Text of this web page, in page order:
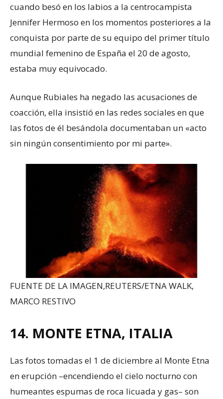
cuando besó en los labios a la centrocampista
Jennifer Hermoso en los momentos posteriores a la
conquista por parte de su equipo del primer título
mundial femenino de España el 20 de agosto,
estaba muy equivocado.
Aunque Rubiales ha negado las acusaciones de
coacción, ella insistió en las redes sociales en que
las fotos de él besándola documentaban un «acto
sin ningún consentimiento por mi parte».
FUENTE DE LA IMAGEN,REUTERS/ETNA WALK,
MARCO RESTIVO
14. MONTE ETNA, ITALIA
Las fotos tomadas el 1 de diciembre al Monte Etna
en erupción –encendiendo el cielo nocturno con
humeantes espumas de roca licuada y gas– son